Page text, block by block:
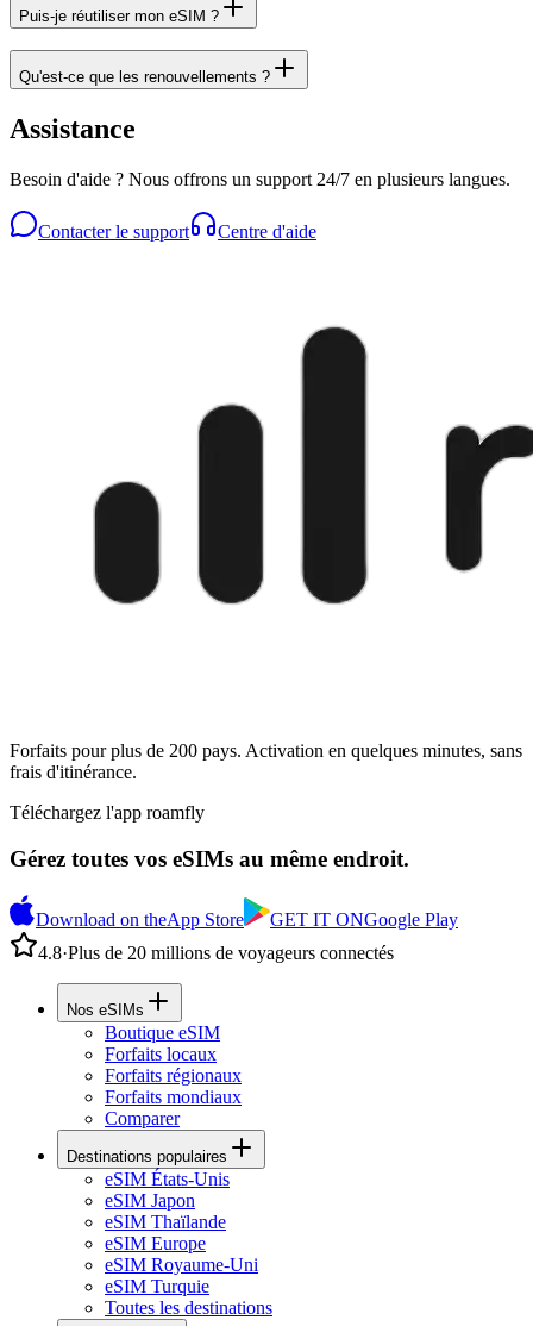
Puis-je réutiliser mon eSIM ?
Qu'est-ce que les renouvellements ?
Assistance
Besoin d'aide ? Nous offrons un support 24/7 en plusieurs langues.
Contacter le support Centre d'aide
Forfaits pour plus de 200 pays. Activation en quelques minutes, sans
frais d'itinérance.
Téléchargez l'app roamfly
Gérez toutes vos eSIMs au même endroit.
Download on theApp Store GET IT ONGoogle Play
4.8·Plus de 20 millions de voyageurs connectés
Nos eSIMs
Boutique eSIM
Forfaits locaux
Forfaits régionaux
Forfaits mondiaux
Comparer
Destinations populaires
eSIM États-Unis
eSIM Japon
eSIM Thaïlande
eSIM Europe
eSIM Royaume-Uni
eSIM Turquie
Toutes les destinations